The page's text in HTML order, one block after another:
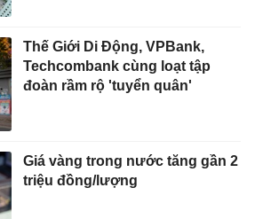
Thế Giới Di Động, VPBank,
Techcombank cùng loạt tập
đoàn rầm rộ 'tuyển quân'
Giá vàng trong nước tăng gần 2
triệu đồng/lượng